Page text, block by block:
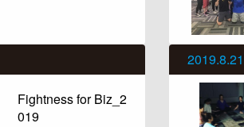
Fightness for Biz_2
019
2019.8.21